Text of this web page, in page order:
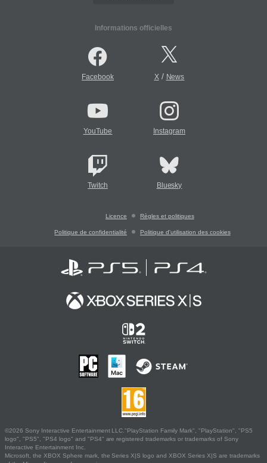
Informations officielles
Facebook X/ News
YouTube Instagram
Twitch Bluesky
Licence Règles et politiques
Politique de confidentialité Politique d'utilisation des cookies
©2026 Sony Interactive Entertainment LLC."PlayStation Family Mark", "PlayStation", "PS5
logo", "PS5", "PS4 logo" and "PS4" are registered trademarks or trademarks of Sony
Interactive Entertainment Inc.
Microsoft, the XBOX Sphere mark, the Series X|S logo and XBOX Series X|S are trademarks